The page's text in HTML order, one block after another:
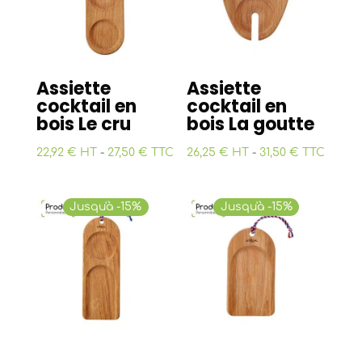
Assiette
cocktail en
bois Le cru
22,92 € HT - 27,50 € TTC
Assiette
cocktail en
bois La goutte
26,25 € HT - 31,50 € TTC
Jusqu'à -15% Jusqu'à -15%